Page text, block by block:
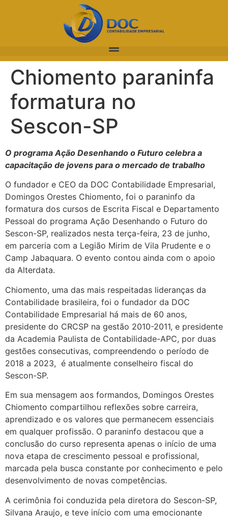
Chiomento paraninfa
formatura no
Sescon-SP
O programa Ação Desenhando o Futuro celebra a
capacitação de jovens para o mercado de trabalho
O fundador e CEO da DOC Contabilidade Empresarial,
Domingos Orestes Chiomento, foi o paraninfo da
formatura dos cursos de Escrita Fiscal e Departamento
Pessoal do programa Ação Desenhando o Futuro do
Sescon-SP, realizados nesta terça-feira, 23 de junho,
em parceria com a Legião Mirim de Vila Prudente e o
Camp Jabaquara. O evento contou ainda com o apoio
da Alterdata.
Chiomento, uma das mais respeitadas lideranças da
Contabilidade brasileira, foi o fundador da DOC
Contabilidade Empresarial há mais de 60 anos,
presidente do CRCSP na gestão 2010-2011, e presidente
da Academia Paulista de Contabilidade-APC, por duas
gestões consecutivas, compreendendo o período de
2018 a 2023, é atualmente conselheiro fiscal do
Sescon-SP.
Em sua mensagem aos formandos, Domingos Orestes
Chiomento compartilhou reflexões sobre carreira,
aprendizado e os valores que permanecem essenciais
em qualquer profissão. O paraninfo destacou que a
conclusão do curso representa apenas o início de uma
nova etapa de crescimento pessoal e profissional,
marcada pela busca constante por conhecimento e pelo
desenvolvimento de novas competências.
A cerimônia foi conduzida pela diretora do Sescon-SP,
Silvana Araujo, e teve início com uma emocionante